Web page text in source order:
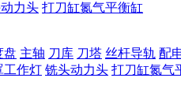
力头 打刀缸氮气平衡缸
盘 主轴 刀库 刀塔 丝杆导轨 配
工作灯 铣头动力头 打刀缸氮气